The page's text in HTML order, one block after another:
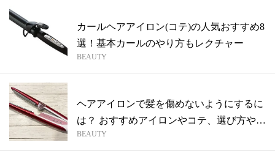
カールヘアアイロン(コテ)の人気おすすめ8
選！基本カールのやり方もレクチャー
BEAUTY
ヘアアイロンで髪を傷めないようにするに
は？ おすすめアイロンやコテ、選び方やス
タ...
BEAUTY